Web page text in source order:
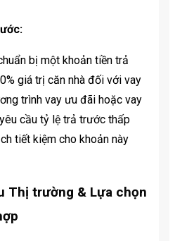
bị một khoản tiền trả
giá trị căn nhà đối với vay
trình vay ưu đãi hoặc vay
cầu tỷ lệ trả trước thấp
tiết kiệm cho khoản này
Thị trường & Lựa chọn